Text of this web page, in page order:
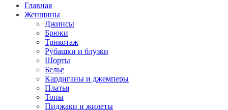
Главная
Женщины
Джинсы
Брюки
Трикотаж
Рубашки и блузки
Шорты
Белье
Кардиганы и джемперы
Платья
Топы
Пиджаки и жилеты